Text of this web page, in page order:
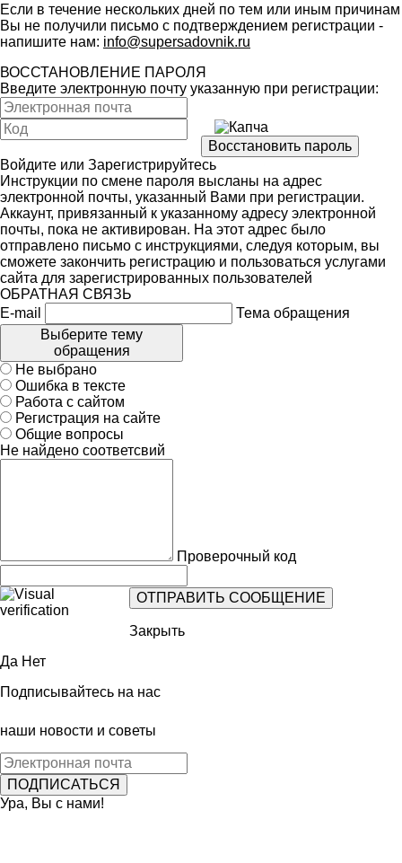
Если в течение нескольких дней по тем или иным причинам
Вы не получили письмо с подтверждением регистрации -
напишите нам: info@supersadovnik.ru
ВОССТАНОВЛЕНИЕ ПАРОЛЯ
Введите электронную почту указанную при регистрации:
Войдите или Зарегистрируйтесь
Инструкции по смене пароля высланы на адрес
электронной почты, указанный Вами при регистрации.
Аккаунт, привязанный к указанному адресу электронной
почты, пока не активирован. На этот адрес было
отправлено письмо с инструкциями, следуя которым, вы
сможете закончить регистрацию и пользоваться услугами
сайта для зарегистрированных пользователей
ОБРАТНАЯ СВЯЗЬ
E-mail
Тема обращения
Выберите тему
обращения
Не выбрано
Ошибка в тексте
Работа с сайтом
Регистрация на сайте
Общие вопросы
Не найдено соответсвий
Проверочный код
Закрыть
Да Нет
Подписывайтесь на нас
наши новости и советы
Ура, Вы с нами!